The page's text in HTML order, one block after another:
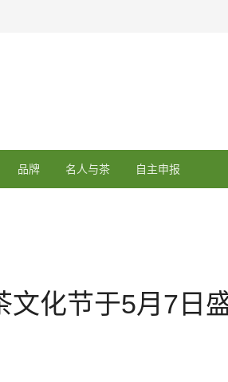
品牌 名人与茶 自主申报
文化节于5月7日